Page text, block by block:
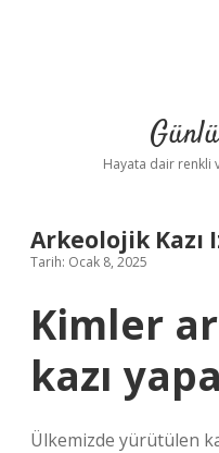
Hayata dair renkli
Arkeolojik Kazı
Tarih: Ocak 8, 2025
Kimler
kazı
Ülkemizde yürütülen